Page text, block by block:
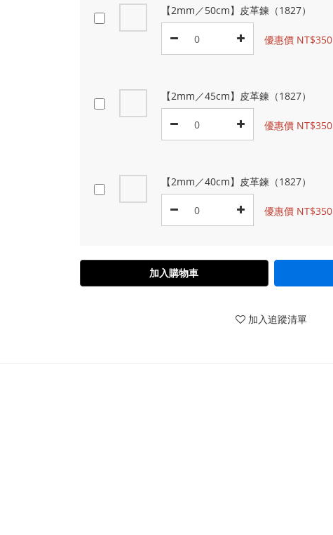
【2mm／50cm】皮革鍊（1827）
優惠價 NT$350
【2mm／45cm】皮革鍊（1827）
優惠價 NT$350
【2mm／40cm】皮革鍊（1827）
優惠價 NT$350
加入購物車
加入追蹤清單